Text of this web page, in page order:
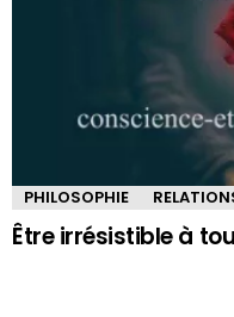
PHILOSOPHIE
Être irrésistible à